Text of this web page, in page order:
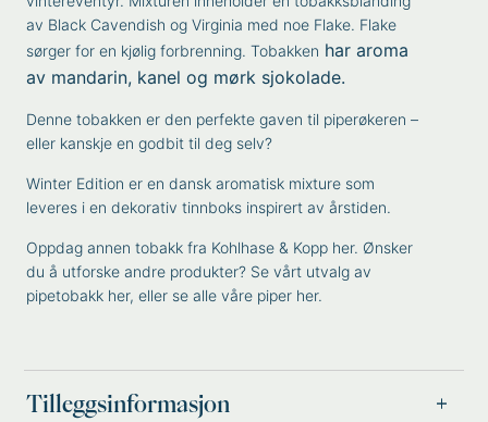
av Black Cavendish og Virginia med noe Flake. Flake
sørger for en kjølig forbrenning. Tobakken har aroma
av mandarin, kanel og mørk sjokolade.
Denne tobakken er den perfekte gaven til piperøkeren –
eller kanskje en godbit til deg selv?
Winter Edition er en dansk aromatisk mixture som
leveres i en dekorativ tinnboks inspirert av årstiden.
Oppdag annen tobakk fra Kohlhase & Kopp her. Ønsker
du å utforske andre produkter? Se vårt utvalg av
pipetobakk her, eller sealle våre piper her.
Tilleggsinformasjon